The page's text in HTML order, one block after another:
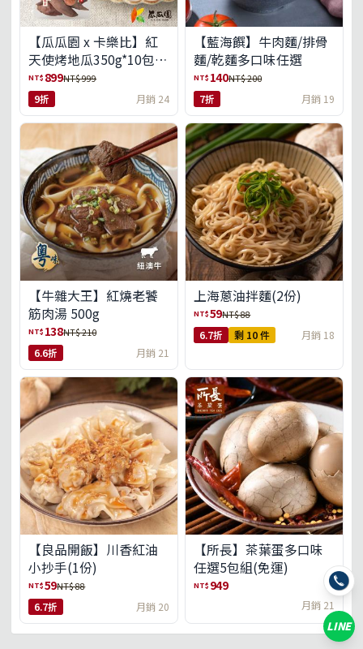
【瓜瓜園 x 卡樂比】紅
天使烤地瓜350g*10包
(免運組)
NT$ 899NT$ 999
9折 月銷 24
【藍海饌】牛肉麵/排骨
麵/乾麵多口味任選
NT$ 140NT$ 200
7折 月銷 19
【牛雜大王】紅燒老饕
筋肉湯 500g
NT$ 138NT$ 210
6.6折 月銷 21
上海蔥油拌麵(2份)
NT$59NT$ 88
6.7折 剩 10 件 月銷 18
【良品開飯】川香紅油
小抄手(1份)
NT$59NT$ 88
6.7折 月銷 20
【所長】茶葉蛋多口味
任選5包組(免運)
NT$ 949
月銷 21
LINE